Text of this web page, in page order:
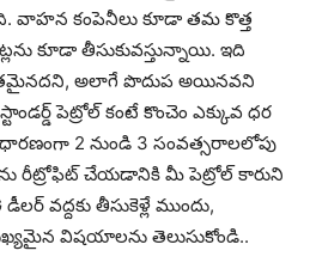
వాహ‌న కంపెనీలు కూడా త‌మ కొత్త
కూడా తీసుకువస్తున్నాయి. ఇది
అలాగే పొదుప అయిన‌వ‌ని
పెట్రోల్ కంటే కొంచెం ఎక్కువ ధర
2 నుండి 3 సంవత్సరాలలోపు
రీట్రోఫిట్ చేయడానికి మీ పెట్రోల్ కారుని
వద్దకు తీసుకెళ్లే ముందు,
విషయాలను తెలుసుకోండి..